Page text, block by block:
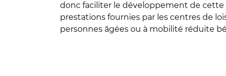
donc faciliter le développement de cette
prestations fournies par les centres de
personnes âgées ou à mobilité réduite